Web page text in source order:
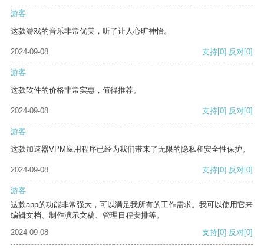
游客
这款游戏的音乐非常优美，听了让人心旷神怡。
2024-09-08 支持[0] 反对[0]
游客
这款软件的价格非常实惠，值得推荐。
2024-09-08 支持[0] 反对[0]
游客
这款加速器VPM应用程序已经为我们带来了无限的隐私和安全性保护。
2024-09-08 支持[0] 反对[0]
游客
这款app的功能非常强大，可以满足我所有的工作需求。我可以使用它来
编辑文档、制作演示文稿、管理日程安排等。
2024-09-08
支持[0] 反对[0]